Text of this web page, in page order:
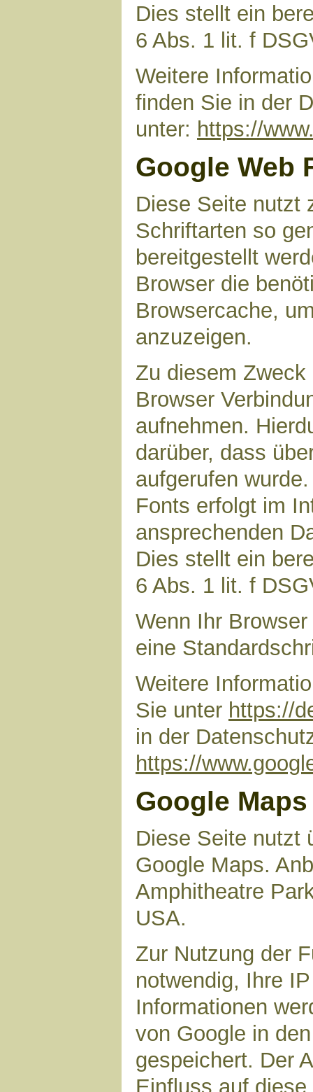
Dies stellt ein
6 Abs. 1 lit. f
Weitere
finden Sie in der
unter: https://
Google Web
Diese Seite nutzt
Schriftarten so
bereitgestellt
Browser die
Browsercache,
anzuzeigen.
Zu diesem
Browser
aufnehmen.
darüber, dass
aufgerufen
Fonts erfolgt im
ansprechenden
Dies stellt ein
6 Abs. 1 lit. f
Wenn Ihr
eine
Weitere
Sie unter https://
in der
https://
Google Maps
Diese Seite nutzt
Google Maps.
Amphitheatre
USA.
Zur Nutzung der
notwendig, Ihre
Informationen
von Google in
gespeichert. Der
Einfluss auf